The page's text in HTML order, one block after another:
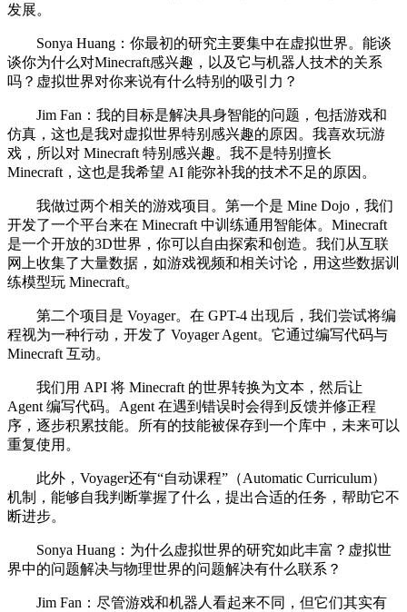
发展。
Sonya Huang：你最初的研究主要集中在虚拟世界。能谈
谈你为什么对Minecraft感兴趣，以及它与机器人技术的关系
吗？虚拟世界对你来说有什么特别的吸引力？
Jim Fan：我的目标是解决具身智能的问题，包括游戏和
仿真，这也是我对虚拟世界特别感兴趣的原因。我喜欢玩游
戏，所以对 Minecraft 特别感兴趣。我不是特别擅长
Minecraft，这也是我希望 AI 能弥补我的技术不足的原因。
我做过两个相关的游戏项目。第一个是 Mine Dojo，我们
开发了一个平台来在 Minecraft 中训练通用智能体。Minecraft
是一个开放的3D世界，你可以自由探索和创造。我们从互联
网上收集了大量数据，如游戏视频和相关讨论，用这些数据训
练模型玩 Minecraft。
第二个项目是 Voyager。在 GPT-4 出现后，我们尝试将编
程视为一种行动，开发了 Voyager Agent。它通过编写代码与
Minecraft 互动。
我们用 API 将 Minecraft 的世界转换为文本，然后让
Agent 编写代码。Agent 在遇到错误时会得到反馈并修正程
序，逐步积累技能。所有的技能被保存到一个库中，未来可以
重复使用。
此外，Voyager还有“自动课程”（Automatic Curriculum）
机制，能够自我判断掌握了什么，提出合适的任务，帮助它不
断进步。
Sonya Huang：为什么虚拟世界的研究如此丰富？虚拟世
界中的问题解决与物理世界的问题解决有什么联系？
Jim Fan：尽管游戏和机器人看起来不同，但它们其实有